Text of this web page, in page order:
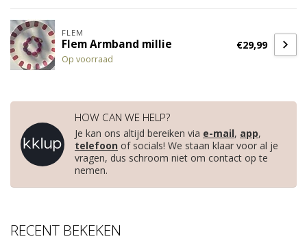
FLEM
Flem Armband millie
Op voorraad
€29,99
HOW CAN WE HELP?
Je kan ons altijd bereiken via e-mail, app,
telefoon of socials! We staan klaar voor al je
vragen, dus schroom niet om contact op te
nemen.
RECENT BEKEKEN